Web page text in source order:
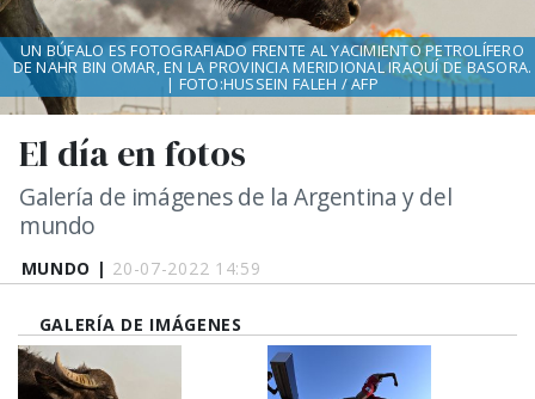
MUNDO | 20-07-2022 14:59
El día en fotos
Galería de imágenes de la Argentina y del
mundo
UN BÚFALO ES FOTOGRAFIADO FRENTE AL YACIMIENTO PETROLÍFERO
DE NAHR BIN OMAR, EN LA PROVINCIA MERIDIONAL IRAQUÍ DE BASORA.
| FOTO:HUSSEIN FALEH / AFP
GALERÍA DE IMÁGENES